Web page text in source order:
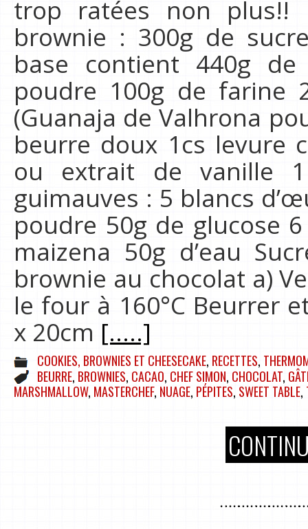
trop ratées non plus!!
brownie : 300g de
base contient 440g
poudre 100g de farine
(Guanaja de Valhrona
beurre doux 1cs levure
ou extrait de vanille
guimauves : 5 blancs
poudre 50g de glucose
maizena 50g d’eau
brownie au chocolat a)
le four à 160°C Beurrer
x 20cm [.....]
COOKIES, BROWNIES ET CHEESECAKE, RECETTES,
BEURRE, BROWNIES, CACAO, CHEF SIMON, CHOCOLAT,
MARSHMALLOW, MASTERCHEF, NUAGE, PÉPITES, SWEET TABLE,